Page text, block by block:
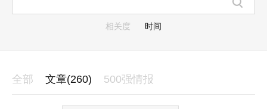
相关度 时间
全部 文章(260) 500强情报